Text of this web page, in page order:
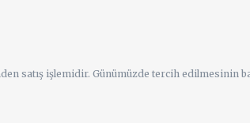
satış işlemidir. Günümüzde tercih edilmesinin